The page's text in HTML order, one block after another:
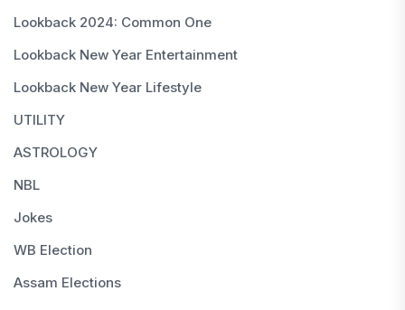
Lookback 2024: Common One
Lookback New Year Entertainment
Lookback New Year Lifestyle
UTILITY
ASTROLOGY
NBL
Jokes
WB Election
Assam Elections